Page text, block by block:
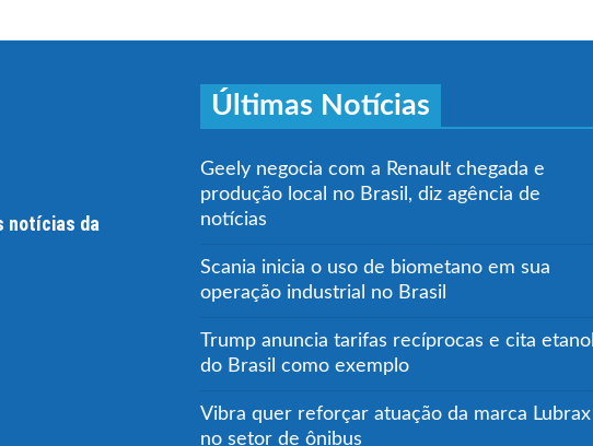
notícias da
Últimas Notícias
Geely negocia com a Renault chegada e
produção local no Brasil, diz agência de
notícias
Scania inicia o uso de biometano em sua
operação industrial no Brasil
Trump anuncia tarifas recíprocas e cita etanol
do Brasil como exemplo
Vibra quer reforçar atuação da marca Lubrax
no setor de ônibus